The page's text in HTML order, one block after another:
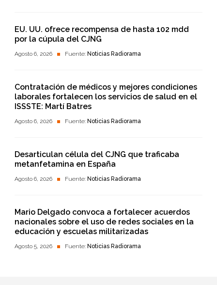
EU. UU. ofrece recompensa de hasta 102 mdd
por la cúpula del CJNG
Agosto 6, 2026 Fuente: Noticias Radiorama
Contratación de médicos y mejores condiciones
laborales fortalecen los servicios de salud en el
ISSSTE: Martí Batres
Agosto 6, 2026 Fuente: Noticias Radiorama
Desarticulan célula del CJNG que traficaba
metanfetamina en España
Agosto 6, 2026 Fuente: Noticias Radiorama
Mario Delgado convoca a fortalecer acuerdos
nacionales sobre el uso de redes sociales en la
educación y escuelas militarizadas
Agosto 5, 2026 Fuente: Noticias Radiorama